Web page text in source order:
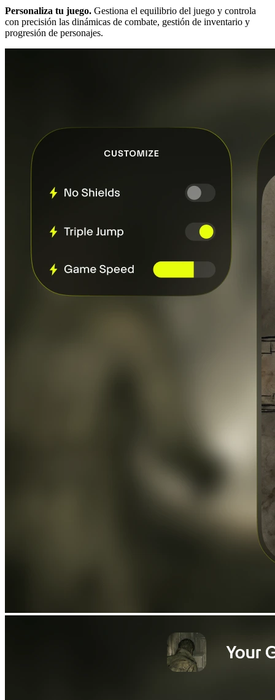
Personaliza tu juego. Gestiona el equilibrio del juego y controla
con precisión las dinámicas de combate, gestión de inventario y
progresión de personajes.